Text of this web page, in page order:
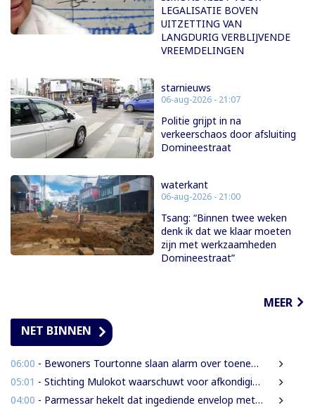
LEGALISATIE BOVEN
UITZETTING VAN
LANGDURIG VERBLIJVENDE
VREEMDELINGEN
starnieuws
06-aug-2026 - 21:07
Politie grijpt in na
verkeerschaos door afsluiting
Domineestraat
waterkant
06-aug-2026 - 21:00
Tsang: “Binnen twee weken
denk ik dat we klaar moeten
zijn met werkzaamheden
Domineestraat”
MEER
NET BINNEN
06:00 - Bewoners Tourtonne slaan alarm over toenemende prostitutie, drugshandel en overlast door vreemdelingen
05:01 - Stichting Mulokot waarschuwt voor afkondiging 5-kilometerstraalwet
04:00 - Parmessar hekelt dat ingediende envelop met vermogensinformatie van DNA-lid vermoedelijk is opengemaakt